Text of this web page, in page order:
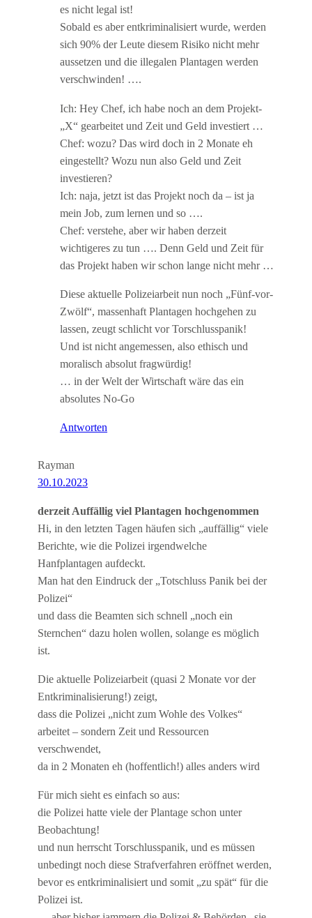
es nicht legal ist!
Sobald es aber entkriminalisiert wurde, werden
sich 90% der Leute diesem Risiko nicht mehr
aussetzen und die illegalen Plantagen werden
verschwinden! ….
Ich: Hey Chef, ich habe noch an dem Projekt-
„X“ gearbeitet und Zeit und Geld investiert …
Chef: wozu? Das wird doch in 2 Monate eh
eingestellt? Wozu nun also Geld und Zeit
investieren?
Ich: naja, jetzt ist das Projekt noch da – ist ja
mein Job, zum lernen und so ….
Chef: verstehe, aber wir haben derzeit
wichtigeres zu tun …. Denn Geld und Zeit für
das Projekt haben wir schon lange nicht mehr …
Diese aktuelle Polizeiarbeit nun noch „Fünf-vor-
Zwölf“, massenhaft Plantagen hochgehen zu
lassen, zeugt schlicht vor Torschlusspanik!
Und ist nicht angemessen, also ethisch und
moralisch absolut fragwürdig!
… in der Welt der Wirtschaft wäre das ein
absolutes No-Go
Antworten
Rayman
30.10.2023
derzeit Auffällig viel Plantagen hochgenommen
Hi, in den letzten Tagen häufen sich „auffällig“ viele
Berichte, wie die Polizei irgendwelche
Hanfplantagen aufdeckt.
Man hat den Eindruck der „Totschluss Panik bei der
Polizei“
und dass die Beamten sich schnell „noch ein
Sternchen“ dazu holen wollen, solange es möglich
ist.
Die aktuelle Polizeiarbeit (quasi 2 Monate vor der
Entkriminalisierung!) zeigt,
dass die Polizei „nicht zum Wohle des Volkes“
arbeitet – sondern Zeit und Ressourcen
verschwendet,
da in 2 Monaten eh (hoffentlich!) alles anders wird
Für mich sieht es einfach so aus:
die Polizei hatte viele der Plantage schon unter
Beobachtung!
und nun herrscht Torschlusspanik, und es müssen
unbedingt noch diese Strafverfahren eröffnet werden,
bevor es entkriminalisiert und somit „zu spät“ für die
Polizei ist.